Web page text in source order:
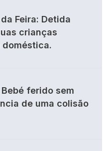
Feira: Detida
crianças
ferido sem
de uma colisão